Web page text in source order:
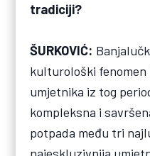
tradiciji?
ŠURKOVIĆ:
kulturološki fenomen
umjetnika iz tog
kompleksna i
potpada među tri